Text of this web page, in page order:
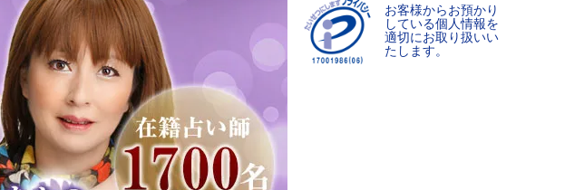
お客様からお預かり
している個人情報を
適切にお取り扱いい
たします。